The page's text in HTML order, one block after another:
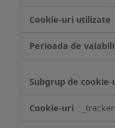
_tracker